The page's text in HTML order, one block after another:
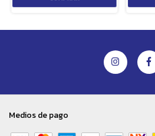
Medios de pago